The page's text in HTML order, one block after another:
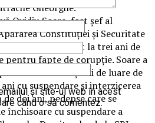
Gheorghe.
Ovidiu Soare, fost şef al
Constituţiei şi Securitate
a fost condamnat la trei ani de
pentru fapte de corupţie. Soare a
trei infracţiuni de luare de
cu suspendare şi interzicerea
doi ani, pedepse care se
închisoare cu suspendare a
și site-ul web în acest
când o să comentez.